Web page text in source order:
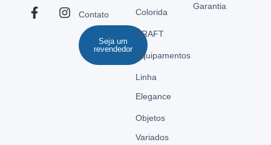
Contato
Seja um
revendedor
Colorida
CRAFT
Equipamentos
Linha
Elegance
Objetos
Variados
Garantia